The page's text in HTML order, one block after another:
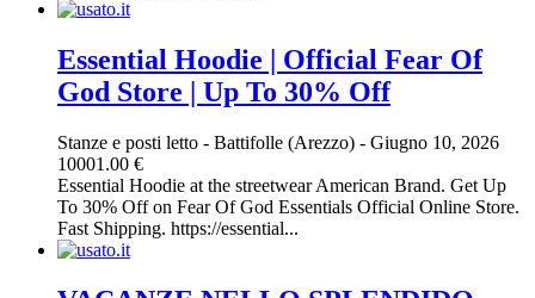
Essential Hoodie | Official Fear Of
God Store | Up To 30% Off
Stanze e posti letto - Battifolle (Arezzo) - Giugno 10, 2026
10001.00 €
Essential Hoodie at the streetwear American Brand. Get Up
To 30% Off on Fear Of God Essentials Official Online Store.
Fast Shipping. https://essential...